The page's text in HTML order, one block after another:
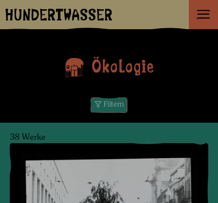
HUNDERTWASSER
Ökologie
Filtern
38 Werke